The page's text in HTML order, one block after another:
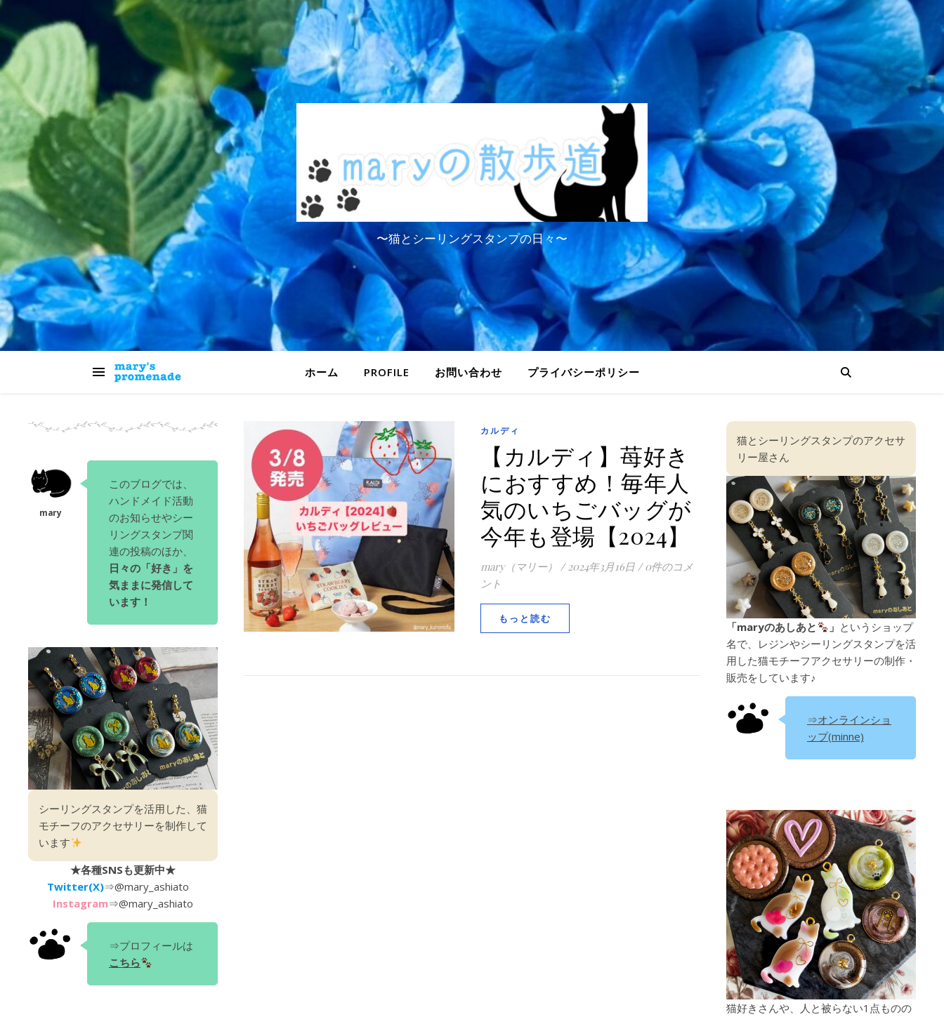
〜猫とシーリングスタンプの日々〜
ホーム PROFILE お問い合わせ プライバシーポリシー
このブログでは、
ハンドメイド活動
のお知らせやシー
リングスタンプ関
連の投稿のほか、
日々の「好き」を
気ままに発信して
います！
シーリングスタンプを活用した、猫
モチーフのアクセサリーを制作して
います
★各種SNSも更新中★
Twitter(X)⇒@mary_ashiato
Instagram⇒@mary_ashiato
⇒プロフィールは
こちら
カルディ
【カルディ】苺好き
におすすめ！毎年人
気のいちごバッグが
今年も登場【2024】
mary（マリー） / 2024年3月16日 / 0件のコメ
ント
もっと読む
猫とシーリングスタンプのアクセサ
リー屋さん
「maryのあしあと 」 というショップ
名で、レジンやシーリングスタンプを活
用した猫モチーフアクセサリーの制作・
販売をしています♪
⇒オンラインショ
ップ(minne)
猫好きさんや、人と被らない1点ものの